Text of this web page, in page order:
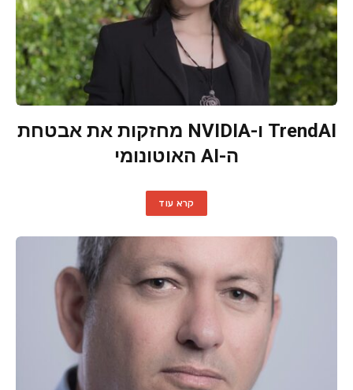
TrendAI ו-NVIDIA מחזקות את אבטחת
ה-AI האוטונומי
קרא עוד